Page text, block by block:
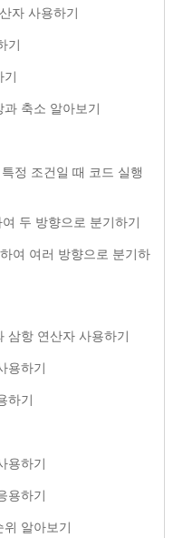
자 사용하기
기
기
축소 알아보기
정 조건일 때 코드 실행
두 방향으로 분기하기
여 여러 방향으로 분기하
삼항 연산자 사용하기
용하기
하기
용하기
용하기
알아보기